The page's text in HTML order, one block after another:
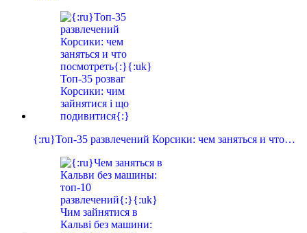
{:ru}Топ-35 развлечений Корсики: чем заняться и что…